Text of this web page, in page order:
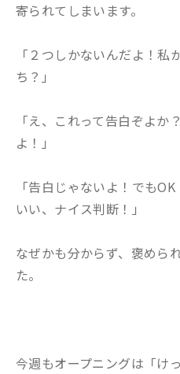
寄られてしまいます。
「２つしかないんだよ！私
ち？」
「え、これって告白ぞよか
よ！」
「告白じゃないよ！でも
いい、ナイス判断！」
なぜかも分からず、褒めら
た。
今週もオープニングは「け